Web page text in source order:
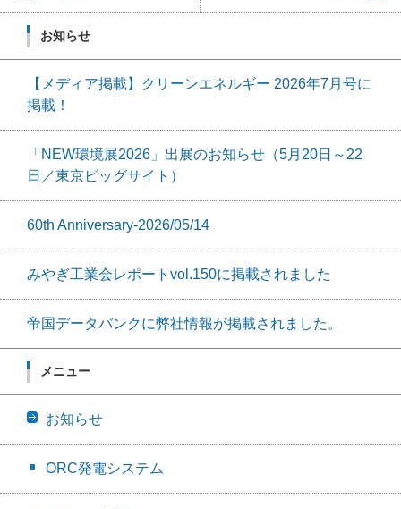
お知らせ
【メディア掲載】クリーンエネルギー 2026年7月号に
掲載！
「NEW環境展2026」出展のお知らせ（5月20日～22
日／東京ビッグサイト）
60th Anniversary-2026/05/14
みやぎ工業会レポートvol.150に掲載されました
帝国データバンクに弊社情報が掲載されました。
メニュー
お知らせ
ORC発電システム